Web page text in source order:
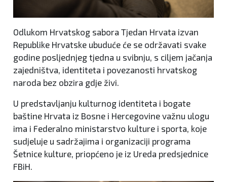
Odlukom Hrvatskog sabora Tjedan Hrvata izvan
Republike Hrvatske ubuduće će se održavati svake
godine posljednjeg tjedna u svibnju, s ciljem jačanja
zajedništva, identiteta i povezanosti hrvatskog
naroda bez obzira gdje živi.
U predstavljanju kulturnog identiteta i bogate
baštine Hrvata iz Bosne i Hercegovine važnu ulogu
ima i Federalno ministarstvo kulture i sporta, koje
sudjeluje u sadržajima i organizaciji programa
Šetnice kulture, priopćeno je iz Ureda predsjednice
FBiH.